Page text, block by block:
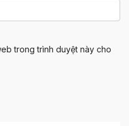
trong trình duyệt này cho